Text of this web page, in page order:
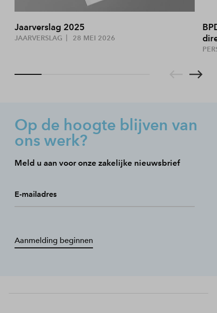
Jaarverslag 2025
JAARVERSLAG 28 MEI 2026
Op de hoogte blijven van
ons werk?
Meld u aan voor onze zakelijke nieuwsbrief
E-mailadres
Aanmelding beginnen